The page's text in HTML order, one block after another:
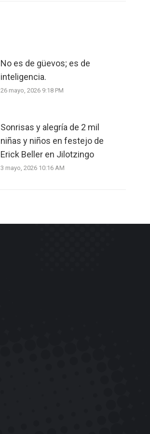
No es de güevos; es de
inteligencia.
26 mayo, 2026 9:18 PM
Sonrisas y alegría de 2 mil
niñas y niños en festejo de
Erick Beller en Jilotzingo
3 mayo, 2026 10:16 AM